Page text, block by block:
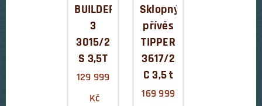
BUILDER
3
3015/2
S 3,5T
129 999
Kč
Sklopný
přívěs
TIPPER
3617/2
C 3,5 t
169 999